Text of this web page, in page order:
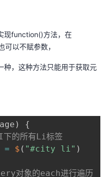
现function()方法，在
以不赋参数，
种，这种方法只能用于获取元
)
{
的所有Li标签
= $ ( "#city li" )
对象的each进行遍历